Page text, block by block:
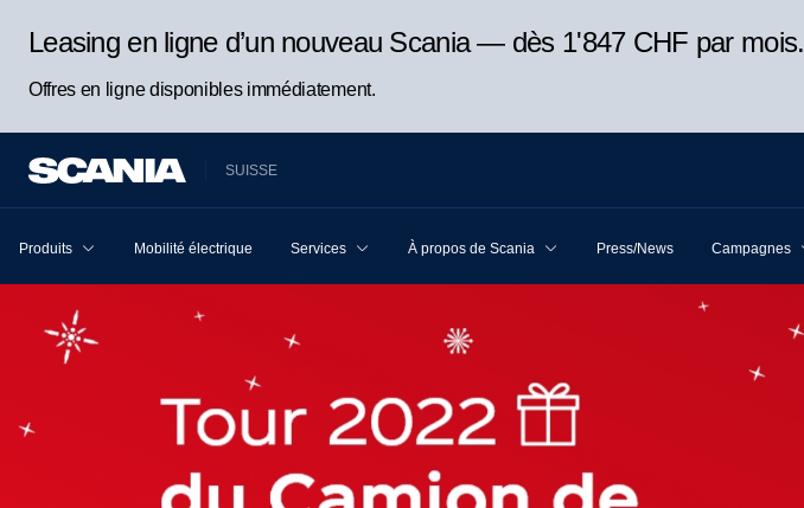
Leasing en ligne d’un nouveau Scania — dès 1'847 CHF par mois.
Offres en ligne disponibles immédiatement.
SUISSE
Produits Mobilité électrique Services À propos de Scania Press/News Campagnes